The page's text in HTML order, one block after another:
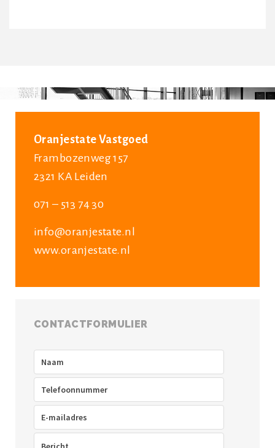
Oranjestate Vastgoed
Frambozenweg 157
2321 KA Leiden
071 – 513 74 30
info@oranjestate.nl
www.oranjestate.nl
CONTACTFORMULIER
Telefoon
mailadres(Vereist)